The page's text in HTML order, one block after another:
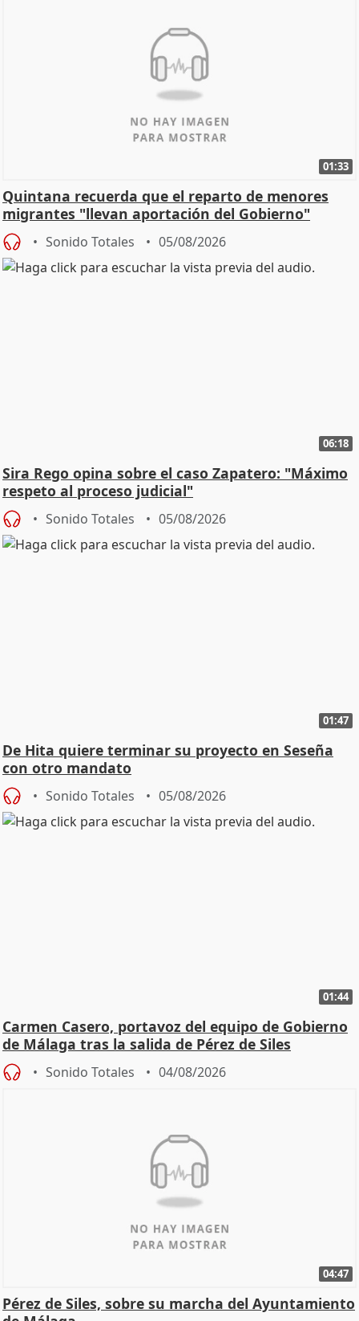
01:33
Quintana recuerda que el reparto de menores
migrantes "llevan aportación del Gobierno"
central
Sonido Totales 05/08/2026
06:18
Sira Rego opina sobre el caso Zapatero: "Máximo
respeto al proceso judicial"
Sonido Totales 05/08/2026
01:47
De Hita quiere terminar su proyecto en Seseña
con otro mandato
Sonido Totales 05/08/2026
01:44
Carmen Casero, portavoz del equipo de Gobierno
de Málaga tras la salida de Pérez de Siles
Sonido Totales 04/08/2026
04:47
Pérez de Siles, sobre su marcha del Ayuntamiento